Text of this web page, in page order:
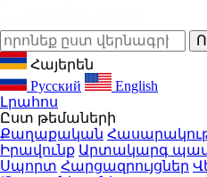
Հայերեն
Русский
English
Լրահոս
Ըստ թեմաների
Քաղաքական
Իրավունք Արտակարգ
Սպորտ Հարցազրույցներ